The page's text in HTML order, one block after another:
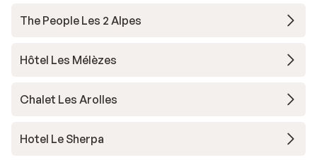
The People Les 2 Alpes
Hôtel Les Mélèzes
Chalet Les Arolles
Hotel Le Sherpa